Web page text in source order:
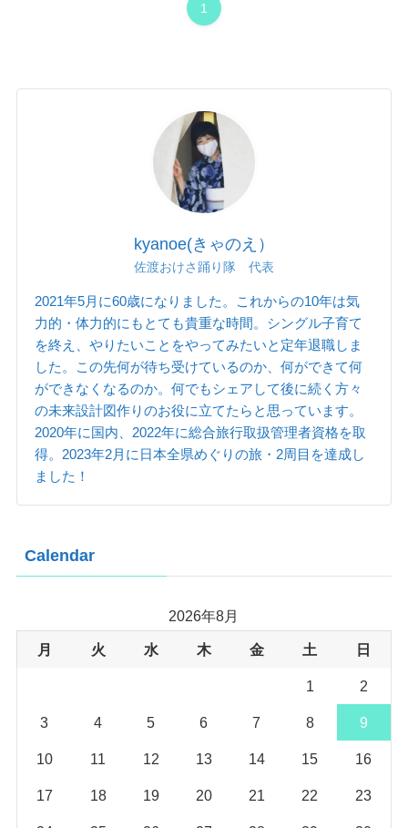
1
kyanoe(きゃのえ）
佐渡おけさ踊り隊 代表
2021年5月に60歳になりました。これからの10年は気
力的・体力的にもとても貴重な時間。シングル子育て
を終え、やりたいことをやってみたいと定年退職しま
した。この先何が待ち受けているのか、何ができて何
ができなくなるのか。何でもシェアして後に続く方々
の未来設計図作りのお役に立てたらと思っています。
2020年に国内、2022年に総合旅行取扱管理者資格を取
得。2023年2月に日本全県めぐりの旅・2周目を達成し
ました！
Calendar
2026年8月
月 火 水 木 金 土 日
1 2
3 4 5 6 7 8 9
10 11 12 13 14 15 16
17 18 19 20 21 22 23